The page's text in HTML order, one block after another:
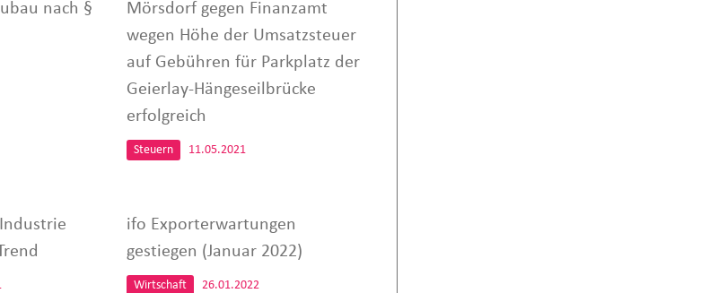
nach §
Mörsdorf gegen Finanzamt
wegen Höhe der Umsatzsteuer
auf Gebühren für Parkplatz der
Geierlay-Hängeseilbrücke
erfolgreich
Steuern 11.05.2021
ifo Exporterwartungen
gestiegen (Januar 2022)
Wirtschaft 26.01.2022